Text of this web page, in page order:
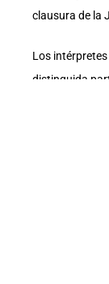
clausura de la
Los
distinguida